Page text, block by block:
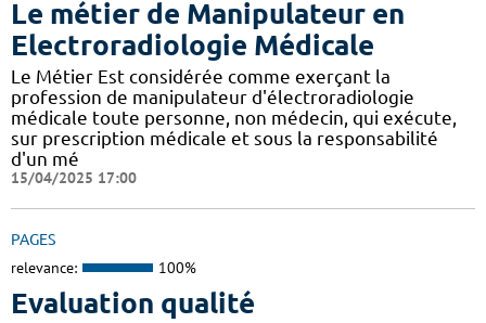
Le métier de Manipulateur en
Electroradiologie Médicale
Le Métier Est considérée comme exerçant la
profession de manipulateur d'électroradiologie
médicale toute personne, non médecin, qui exécute,
sur prescription médicale et sous la responsabilité
d'un mé
15/04/2025 17:00
PAGES
relevance: 100%
Evaluation qualité